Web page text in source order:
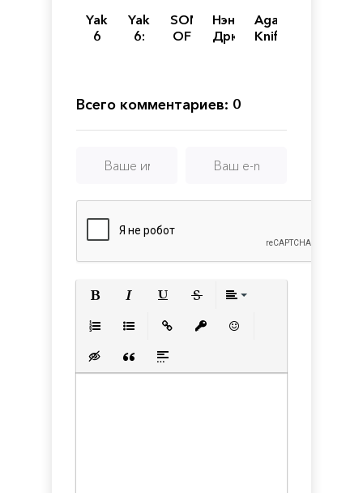
Yakuza
6
Yakuza
6:
Life
SONG
OF
Нэнси
Дрю
Agatha
Knife
Всего комментариев: 0
Вставка скрытого текста
Вставка цитаты
Вставка спойлера